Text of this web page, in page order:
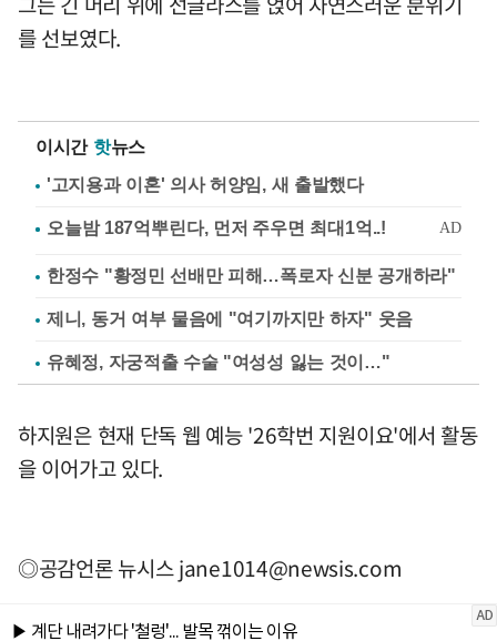
를 선보였다.
이시간 핫뉴스
'고지용과 이혼' 의사 허양임, 새 출발했다
한정수 "황정민 선배만 피해…폭로자 신분 공개하라"
제니, 동거 여부 물음에 "여기까지만 하자" 웃음
유혜정, 자궁적출 수술 "여성성 잃는 것이…"
하지원은 현재 단독 웹 예능 '26학번 지원이요'에서 활동
을 이어가고 있다.
◎공감언론 뉴시스jane1014@newsis.com